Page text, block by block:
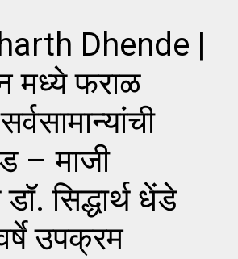
Dhende |
मध्ये फराळ
– माजी
सिद्धार्थ धेंडे
उपक्रम